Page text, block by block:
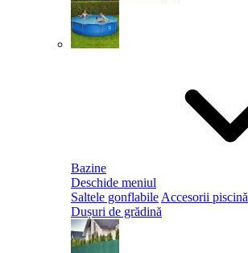
Bazine
Deschide meniul
Saltele gonflabile Accesorii piscină
Dușuri de grădină